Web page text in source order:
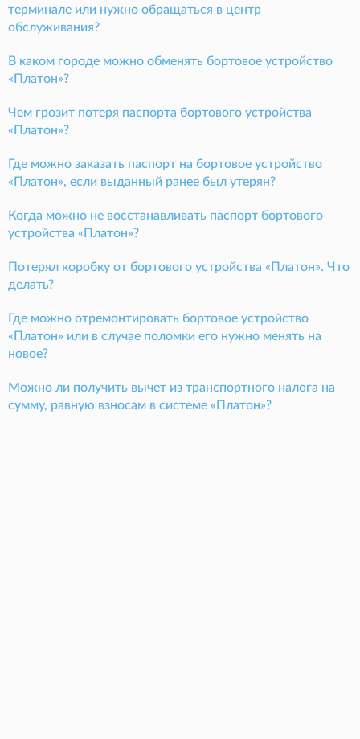
терминале или нужно обращаться в центр
обслуживания?
В каком городе можно обменять бортовое устройство
«Платон»?
Чем грозит потеря паспорта бортового устройства
«Платон»?
Где можно заказать паспорт на бортовое устройство
«Платон», если выданный ранее был утерян?
Когда можно не восстанавливать паспорт бортового
устройства «Платон»?
Потерял коробку от бортового устройства «Платон». Что
делать?
Где можно отремонтировать бортовое устройство
«Платон» или в случае поломки его нужно менять на
новое?
Можно ли получить вычет из транспортного налога на
сумму, равную взносам в системе «Платон»?